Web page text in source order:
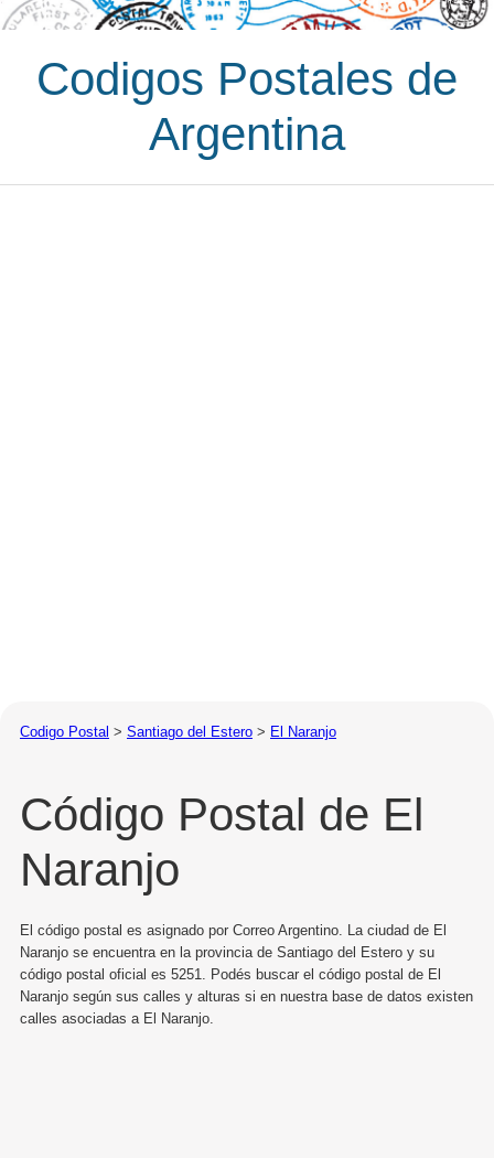
Codigos Postales de
Argentina
Codigo Postal > Santiago del Estero > El Naranjo
Código Postal de El
Naranjo
El código postal es asignado por Correo Argentino. La ciudad de El
Naranjo se encuentra en la provincia de Santiago del Estero y su
código postal oficial es 5251. Podés buscar el código postal de El
Naranjo según sus calles y alturas si en nuestra base de datos existen
calles asociadas a El Naranjo.